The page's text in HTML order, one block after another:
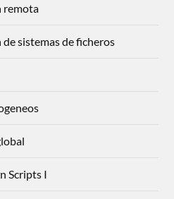
remota
sistemas de ficheros
Scripts I